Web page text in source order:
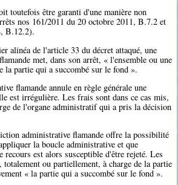
toutefois être garanti d'une manière non
nos 161/2011 du 20 octobre 2011, B.7.2 et
B.12.2).
alinéa de l'article 33 du décret attaqué, une
met, dans son arrêt, « l'ensemble ou une
la partie qui a succombé sur le fond ».
flamande annule en règle générale une
est irrégulière. Les frais sont dans ce cas mis,
de l'organe administratif qui a pris la décision
administrative flamande offre la possibilité
la boucle administrative et que
recours est alors susceptible d'être rejeté. Les
ou partiellement, à charge de la partie
« la partie qui a succombé sur le fond ».